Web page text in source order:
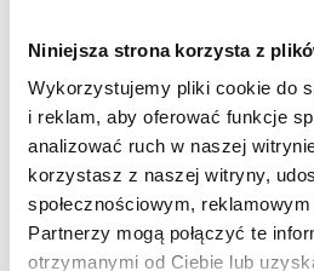
Niniejsza strona korzysta z
Wykorzystujemy pliki cookie do
i reklam, aby oferować funkcje
analizować ruch w naszej
korzystasz z naszej witryny,
społecznościowym,
Partnerzy mogą połączyć te
otrzymanymi od Ciebie lub
dostarcza energii na cały
receptura została
grochową i lignocelulozę –
korzystnie na mikroflorę
Mokra karma – dla
nawodnienia
Wilgotność karmy na poziomie